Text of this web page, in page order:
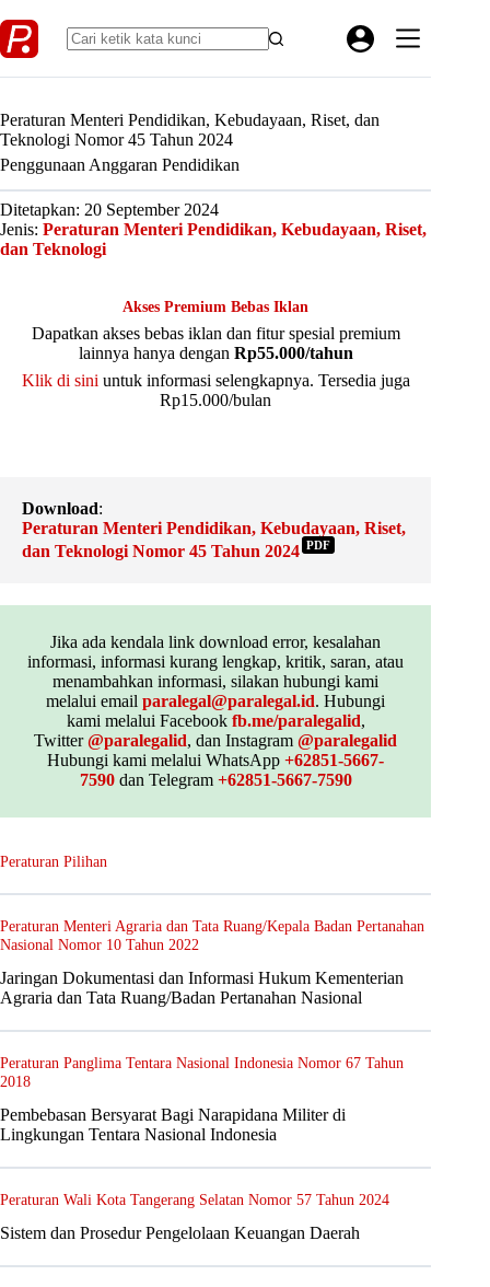
to
content
Peraturan Menteri Pendidikan, Kebudayaan, Riset, dan
Teknologi Nomor 45 Tahun 2024
Penggunaan Anggaran Pendidikan
Ditetapkan: 20 September 2024
Jenis: Peraturan Menteri Pendidikan, Kebudayaan, Riset,
dan Teknologi
Akses Premium Bebas Iklan
Dapatkan akses bebas iklan dan fitur spesial premium
lainnya hanya dengan Rp55.000/tahun
Klik di sini untuk informasi selengkapnya. Tersedia juga
Rp15.000/bulan
Download:
Peraturan Menteri Pendidikan, Kebudayaan, Riset,
dan Teknologi Nomor 45 Tahun 2024 PDF
Jika ada kendala link download error, kesalahan
informasi, informasi kurang lengkap, kritik, saran, atau
menambahkan informasi, silakan hubungi kami
melalui emailparalegal@paralegal.id. Hubungi
kami melalui Facebook fb.me/paralegalid,
Twitter@paralegalid, dan Instagram@paralegalid
Hubungi kami melalui WhatsApp+62851-5667-
7590dan Telegram +62851-5667-7590
Peraturan Pilihan
Peraturan Menteri Agraria dan Tata Ruang/Kepala Badan Pertanahan
Nasional Nomor 10 Tahun 2022
Jaringan Dokumentasi dan Informasi Hukum Kementerian
Agraria dan Tata Ruang/Badan Pertanahan Nasional
Peraturan Panglima Tentara Nasional Indonesia Nomor 67 Tahun
2018
Pembebasan Bersyarat Bagi Narapidana Militer di
Lingkungan Tentara Nasional Indonesia
Peraturan Wali Kota Tangerang Selatan Nomor 57 Tahun 2024
Sistem dan Prosedur Pengelolaan Keuangan Daerah